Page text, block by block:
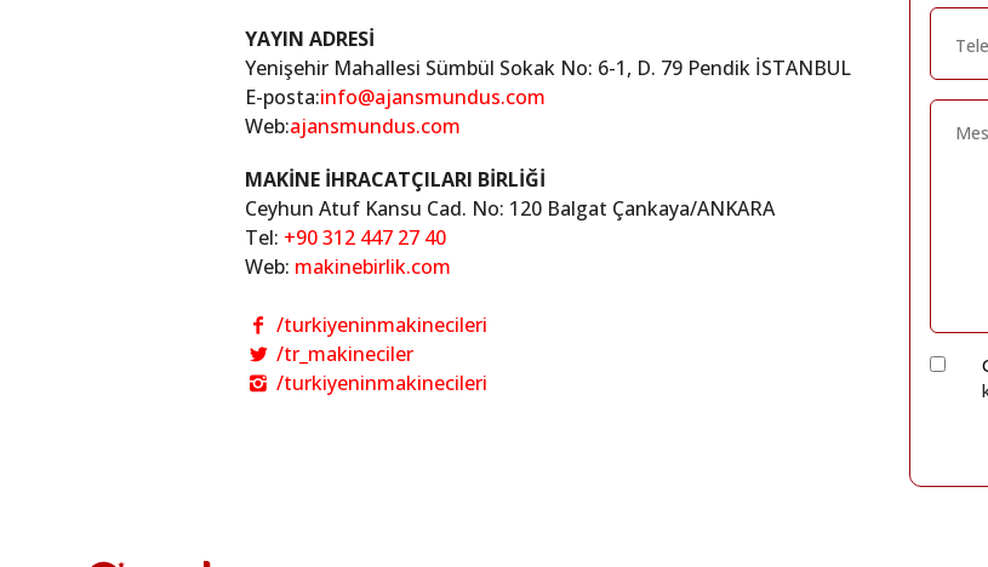
YAYIN ADRESİ
Yenişehir Mahallesi Sümbül Sokak No: 6-1, D. 79 Pendik İSTANBUL
E-posta:info@ajansmundus.com
Web:ajansmundus.com
MAKİNE İHRACATÇILARI BİRLİĞİ
Ceyhun Atuf Kansu Cad. No: 120 Balgat Çankaya/ANKARA
Tel: +90 312 447 27 40
Web: makinebirlik.com
/turkiyeninmakinecileri
/tr_makineciler
/turkiyeninmakinecileri